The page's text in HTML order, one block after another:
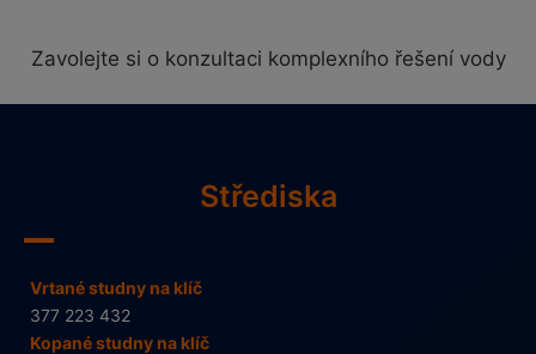
Zavolejte si o konzultaci komplexního řešení vody
Střediska
Vrtané studny na klíč
377 223 432
Kopané studny na klíč